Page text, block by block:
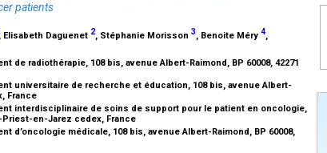
patients
Elisabeth Daguenet 2, Stéphanie Morisson 3, Benoite Méry 4,
radiothérapie, 108 bis, avenue Albert-Raimond, BP 60008, 42271
universitaire de recherche et éducation, 108 bis, avenue Albert-
France
interdisciplinaire de soins de support pour le patient en oncologie,
Priest-en-Jarez cedex, France
médicale, 108 bis, avenue Albert-Raimond, BP 60008,